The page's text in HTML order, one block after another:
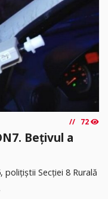
72
Bețivul a
polițiștii Secției 8 Rurală